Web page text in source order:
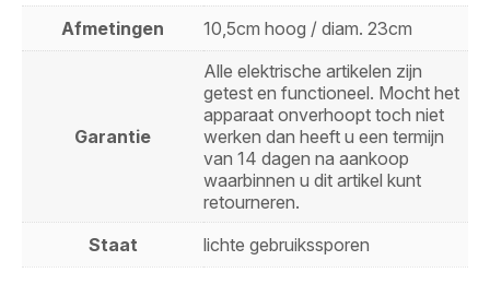
Afmetingen 10,5cm hoog / diam. 23cm
Garantie
Alle elektrische artikelen zijn
getest en functioneel. Mocht het
apparaat onverhoopt toch niet
werken dan heeft u een termijn
van 14 dagen na aankoop
waarbinnen u dit artikel kunt
retourneren.
Staat
lichte gebruikssporen